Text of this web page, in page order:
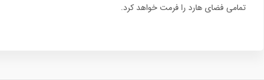
تمامی فضای هارد را فرمت خواهد کرد.